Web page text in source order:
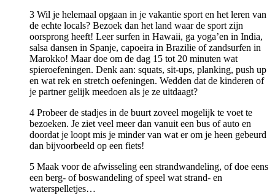
3 Wil je helemaal opgaan in je vakantie sport en het leren van
de echte locals? Bezoek dan het land waar de sport zijn
oorsprong heeft! Leer surfen in Hawaii, ga yoga’en in India,
salsa dansen in Spanje, capoeira in Brazilie of zandsurfen in
Marokko! Maar doe om de dag 15 tot 20 minuten wat
spieroefeningen. Denk aan: squats, sit-ups, planking, push up
en wat rek en stretch oefeningen. Wedden dat de kinderen of
je partner gelijk meedoen als je ze uitdaagt?
4 Probeer de stadjes in de buurt zoveel mogelijk te voet te
bezoeken. Je ziet veel meer dan vanuit een bus of auto en
doordat je loopt mis je minder van wat er om je heen gebeurd
dan bijvoorbeeld op een fiets!
5 Maak voor de afwisseling een strandwandeling, of doe eens
een berg- of boswandeling of speel wat strand- en
waterspelletjes…